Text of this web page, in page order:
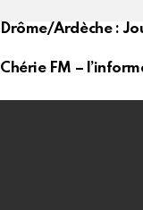
Drôme/Ardèche :
Chérie FM –